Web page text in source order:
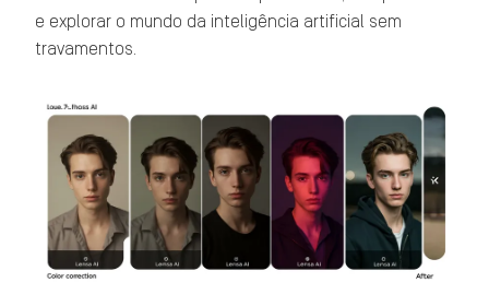
e explorar o mundo da inteligência artificial sem
travamentos.